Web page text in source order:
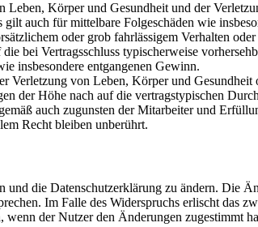
Leben, Körper und Gesundheit und der
auch für mittelbare Folgeschäden wie
oder grob fahrlässigem Verhalten
bei Vertragsschluss typischerweise
insbesondere entgangenen Gewinn.
Verletzung von Leben, Körper und
der Höhe nach auf die vertragstypischen
auch zugunsten der Mitarbeiter und
Recht bleiben unberührt.
und die Datenschutzerklärung zu ändern. Die
Im Falle des Widerspruchs erlischt das
der Nutzer den Änderungen zugestimmt